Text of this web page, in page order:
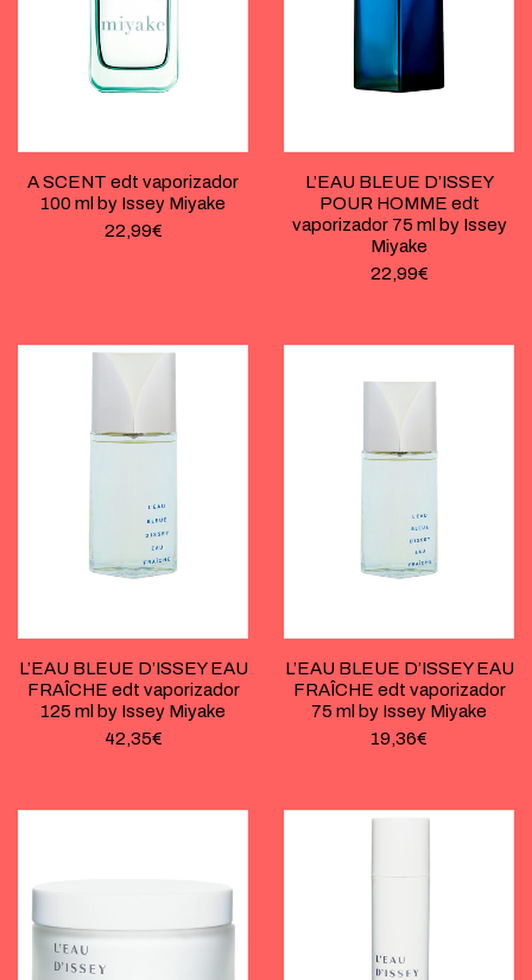
A SCENT edt vaporizador
100 ml by Issey Miyake
22,99€
L’EAU BLEUE D’ISSEY
POUR HOMME edt
vaporizador 75 ml by Issey
Miyake
22,99€
L’EAU BLEUE D’ISSEY EAU
FRAÎCHE edt vaporizador
125 ml by Issey Miyake
42,35€
L’EAU BLEUE D’ISSEY EAU
FRAÎCHE edt vaporizador
75 ml by Issey Miyake
19,36€